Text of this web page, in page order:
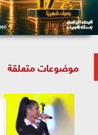
موضوعات متعلقة